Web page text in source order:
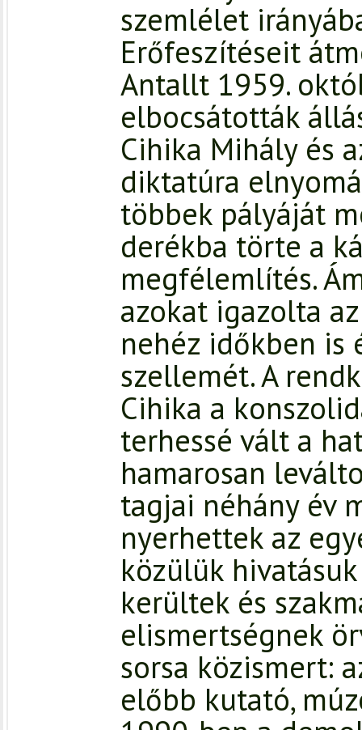
szemlélet
Erőfeszítéseit
Antallt 1959.
elbocsátották
Cihika Mihály és
diktatúra
többek pályáját
derékba törte a
megfélemlítés.
azokat igazolta
nehéz időkben
szellemét. A
Cihika a
terhessé vált a
hamarosan
tagjai néhány év
nyerhettek az
közülük
kerültek és
elismertségnek
sorsa közismert:
előbb kutató,